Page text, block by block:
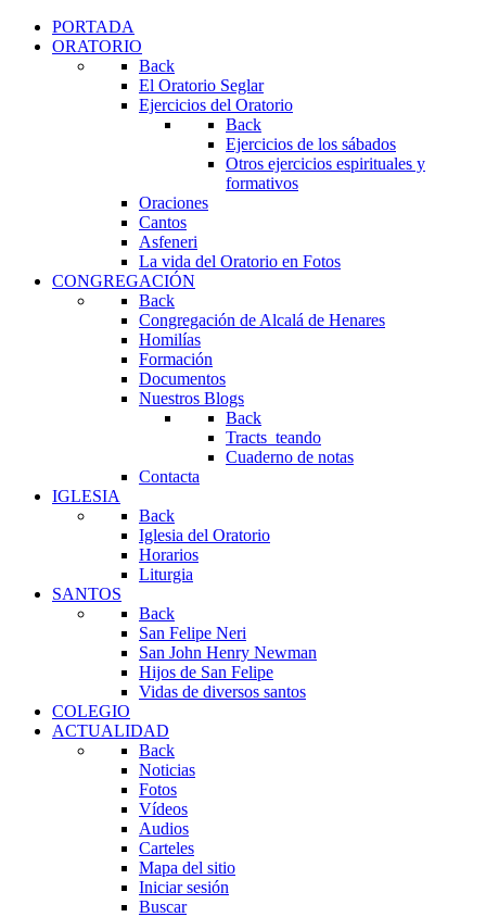
PORTADA
ORATORIO
Back
El Oratorio Seglar
Ejercicios del Oratorio
Back
Ejercicios de los sábados
Otros ejercicios espirituales y
formativos
Oraciones
Cantos
Asfeneri
La vida del Oratorio en Fotos
CONGREGACIÓN
Back
Congregación de Alcalá de Henares
Homilías
Formación
Documentos
Nuestros Blogs
Back
Tracts_teando
Cuaderno de notas
Contacta
IGLESIA
Back
Iglesia del Oratorio
Horarios
Liturgia
SANTOS
Back
San Felipe Neri
San John Henry Newman
Hijos de San Felipe
Vidas de diversos santos
COLEGIO
ACTUALIDAD
Back
Noticias
Fotos
Vídeos
Audios
Carteles
Mapa del sitio
Iniciar sesión
Buscar